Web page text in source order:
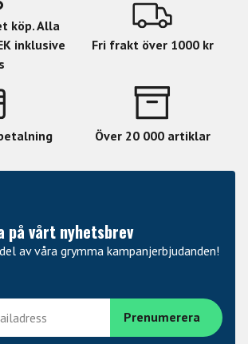
köp. Alla
inklusive
Fri frakt över 1000 kr
Över 20 000 artiklar
på vårt nyhetsbrev
av våra grymma kampanjerbjudanden!